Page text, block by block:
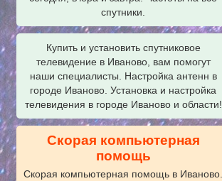
спутники.
Купить и установить спутниковое
телевидение в Иваново, вам помогут
наши специалисты. Настройка антенн в
городе Иваново. Установка и настройка
телевидения в городе Иваново и области!
Скорая компьютерная
помощь
Скорая компьютерная помощь в Иваново.